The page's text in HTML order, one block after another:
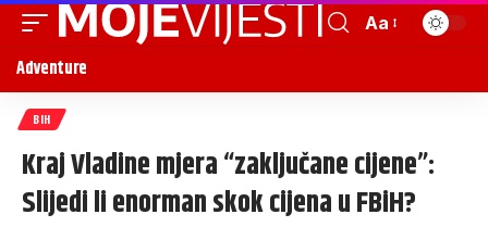
Aa
Adventure
BIH
Kraj Vladine mjera “zaključane cijene”:
Slijedi li enorman skok cijena u FBiH?